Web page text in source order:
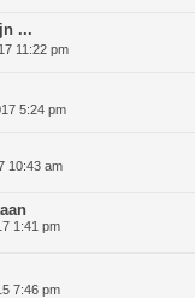
...
11:22 pm
5:24 pm
10:43 am
1:41 pm
7:46 pm